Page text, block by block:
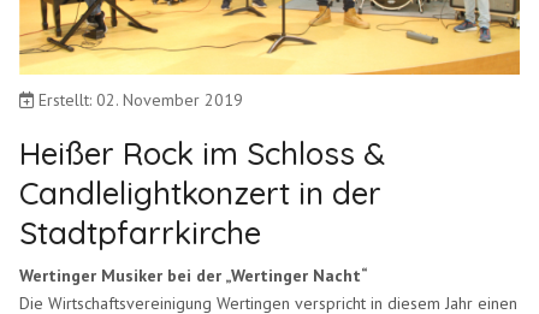
Erstellt: 02. November 2019
Heißer Rock im Schloss &
Candlelightkonzert in der
Stadtpfarrkirche
Wertinger Musiker bei der „Wertinger Nacht“
Die Wirtschaftsvereinigung Wertingen verspricht in diesem Jahr einen